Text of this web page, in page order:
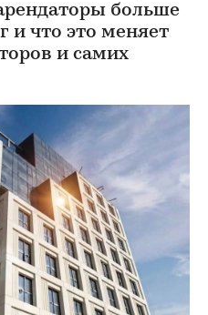
больше
и что это меняет
и самих